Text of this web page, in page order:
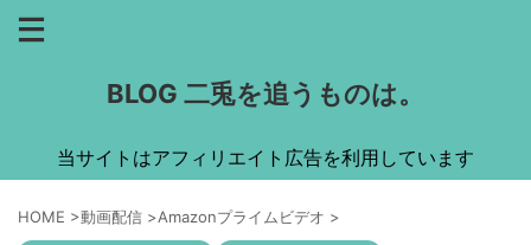
BLOG 二兎を追うものは。
当サイトはアフィリエイト広告を利用しています
HOME >動画配信 >Amazonプライムビデオ >